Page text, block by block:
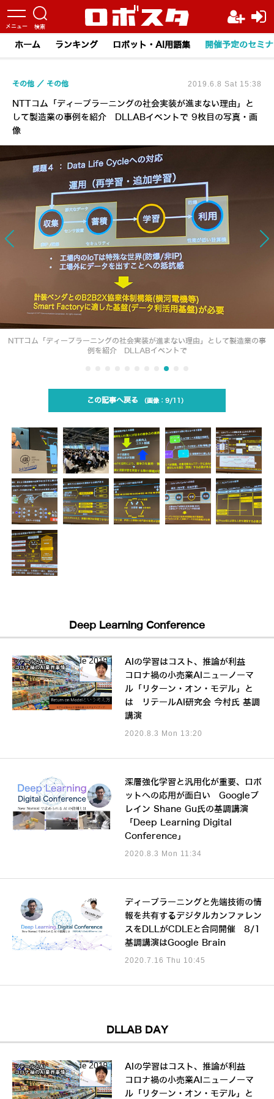
ホーム ランキング ロボット・AI用語集 開催予定のセミ
NTTコム「ディープラーニングの社会実装が進まない理由」と
して製造業の事例を紹介 DLLABイベントで 9枚目の写真・画
像
その他 その他 2019.6.8 Sat 15:38
NTTコム「ディープラーニングの社会実装が進まない理由」として製造業の事
例を紹介 DLLABイベントで
この記事へ戻る 9/11
Deep Learning Conference
AIの学習はコスト、推論が利益
コロナ禍の小売業AIニューノーマ
ル「リターン・オン・モデル」と
は リテールAI研究会 今村氏 基調
講演
2020.8.3 Mon 13:20
深層強化学習と汎用化が重要、ロボ
ットへの応用が面白い Googleブ
レイン Shane Gu氏の基調講演
「Deep Learning Digital
Conference」
2020.8.3 Mon 11:34
ディープラーニングと先端技術の情
報を共有するデジタルカンファレン
スをDLLがCDLEと合同開催 8/1
基調講演はGoogle Brain
2020.7.16 Thu 10:45
DLLAB DAY
AIの学習はコスト、推論が利益
コロナ禍の小売業AIニューノーマ
ル「リターン・オン・モデル」と